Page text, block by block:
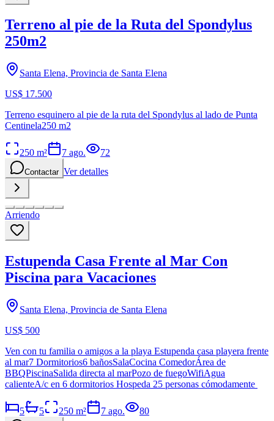
Terreno al pie de la Ruta del Spondylus
250m2
Santa Elena, Provincia de Santa Elena
US$ 17.500
Terreno esquinero al pie de la ruta del Spondylus al lado de Punta
Centinela250 m2
250 m² 7 ago. 72
Contactar Ver detalles
Arriendo
Estupenda Casa Frente al Mar Con
Piscina para Vacaciones
Santa Elena, Provincia de Santa Elena
US$ 500
Ven con tu familia o amigos a la playa Estupenda casa playera frente
al mar7 Dormitorios6 bañosSalaCocina ComedorÁrea de
BBQPiscinaSalida directa al marPozo de fuegoWifiAgua
calienteA/c en 6 dormitorios Hospeda 25 personas cómodamente
5 5 250 m² 7 ago. 80